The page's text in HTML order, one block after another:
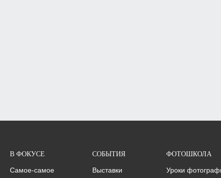
В ФОКУСЕ
Самое-самое
СОБЫТИЯ
Выставки
ФОТОШКОЛА
Уроки